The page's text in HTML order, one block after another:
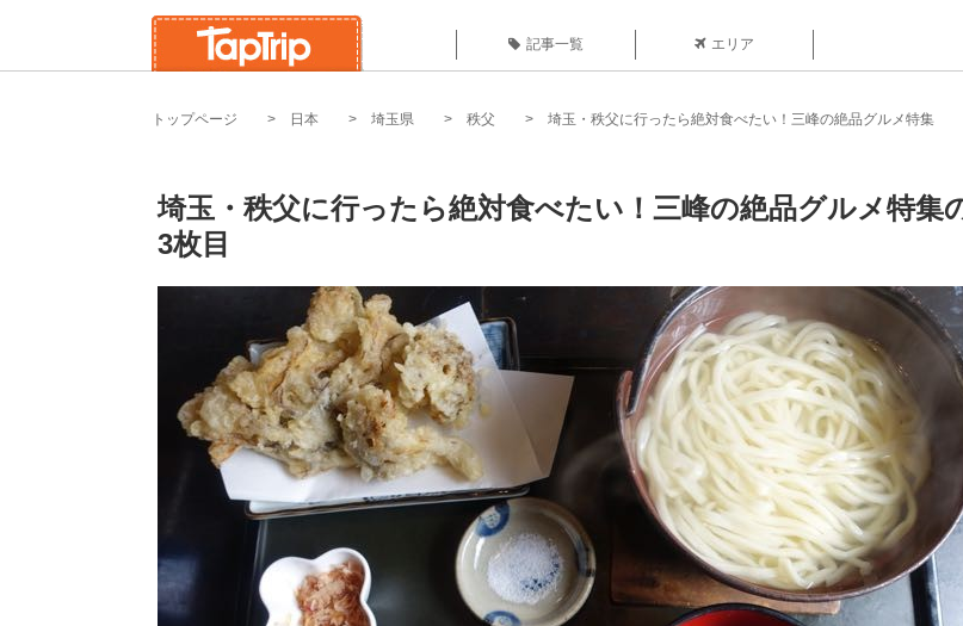
記事一覧 エリア
トップページ 日本 埼玉県 秩父 埼玉・秩父に行ったら絶対食べたい！三峰の絶品グルメ特集
埼玉・秩父に行ったら絶対食べたい！三峰の絶品グルメ特集
3枚目